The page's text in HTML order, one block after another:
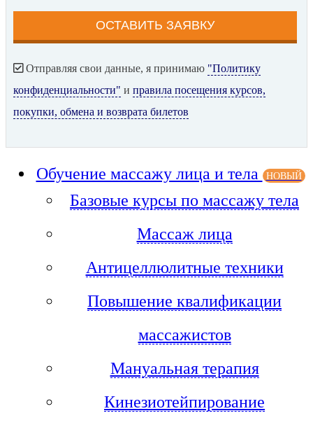
Отправляя свои данные, я принимаю "Политику
конфиденциальности" и правила посещения курсов,
покупки, обмена и возврата билетов
Обучение массажу лица и тела НОВЫЙ
Базовые курсы по массажу тела
Массаж лица
Антицеллюлитные техники
Повышение квалификации
массажистов
Мануальная терапия
Кинезиотейпирование